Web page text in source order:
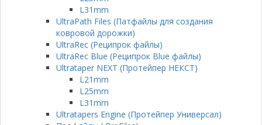
L31mm
UltraPath Files (Патфайлы для создания
ковровой дорожки)
UltraRec (Реципрок файлы)
UltraRec Blue (Реципрок Blue файлы)
Ultrataper NEXT (Протейпер НЕКСТ)
L21mm
L25mm
L31mm
Ultratapers Engine (Протейпер Универсал)